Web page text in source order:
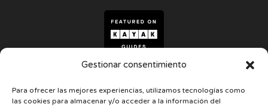
Gestionar consentimiento
Para ofrecer las mejores experiencias, utilizamos tecnologías como
las cookies para almacenar y/o acceder a la información del
Contacto